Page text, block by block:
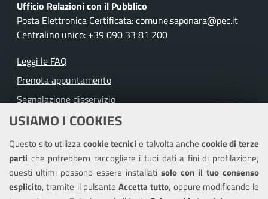
USIAMO I COOKIES
Questo sito utilizzacookie tecnicie talvolta anche cookie di terze
parti che potrebbero raccogliere i tuoi dati a fini di profilazione;
questi ultimi possono essere installati solo con il tuo consenso
esplicito, tramite il pulsante Accetta tutto, oppure modificando le
Ufficio Relazioni con il Pubblico
Posta Elettronica Certificata: comune.saponara@pec.it
Centralino unico: +39 090 33 81 200
Leggi le FAQ
Prenota appuntamento
Segnalazione disservizio
Richiesta assistenza
Amministrazione trasparente
Informativa privacy
Note legali